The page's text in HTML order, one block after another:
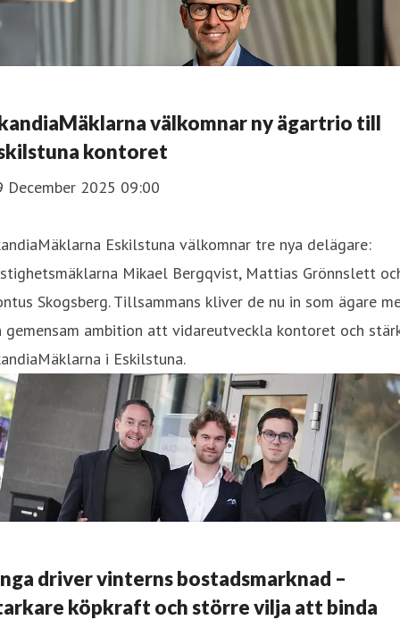
välkomnar ny ägartrio till
kontoret
December 2025 09:00
Eskilstuna välkomnar tre nya delägare:
Mikael Bergqvist, Mattias Grönnslett
Skogsberg. Tillsammans kliver de nu in som ägare
gemensam ambition att vidareutveckla kontoret och
i Eskilstuna.
driver vinterns bostadsmarknad –
köpkraft och större vilja att binda